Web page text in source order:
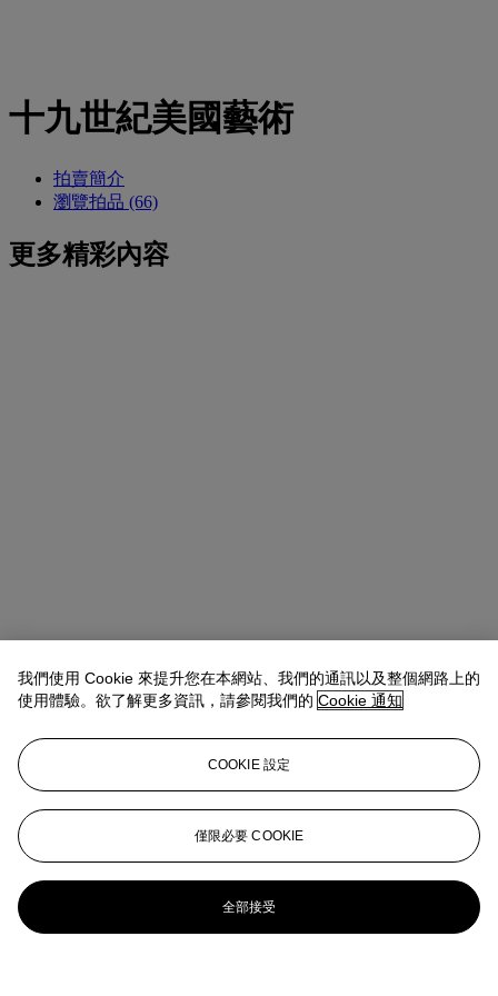
十九世紀美國藝術
拍賣簡介
瀏覽拍品 (66)
更多精彩內容
我們使用 Cookie 來提升您在本網站、我們的通訊以及整個網路上的
使用體驗。欲了解更多資訊，請參閱我們的 Cookie 通知
COOKIE 設定
僅限必要 COOKIE
全部接受